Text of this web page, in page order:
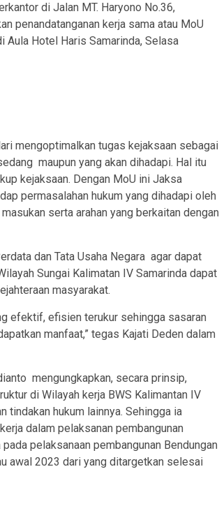
di Jalan MT. Haryono No.36,
penandatanganan kerja sama atau MoU
Aula Hotel Haris Samarinda, Selasa
mengoptimalkan tugas kejaksaan sebagai
maupun yang akan dihadapi. Hal itu
kejaksaan. Dengan MoU ini Jaksa
permasalahan hukum yang dihadapi oleh
serta arahan yang berkaitan dengan
dan Tata Usaha Negara agar dapat
Sungai Kalimatan IV Samarinda dapat
masyarakat.
efektif, efisien terukur sehingga sasaran
manfaat,” tegas Kajati Deden dalam
mengungkapkan, secara prinsip,
di Wilayah kerja BWS Kalimantan IV
tindakan hukum lainnya. Sehingga ia
dalam pelaksanan pembangunan
pelaksanaan pembangunan Bendungan
awal 2023 dari yang ditargetkan selesai